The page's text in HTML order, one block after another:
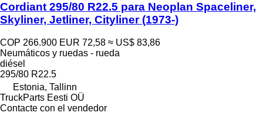
Cordiant 295/80 R22.5 para Neoplan Spaceliner,
Skyliner, Jetliner, Cityliner (1973-)
COP 266.900 EUR 72,58 ≈ US$ 83,86
Neumáticos y ruedas - rueda
diésel
295/80 R22.5
Estonia, Tallinn
TruckParts Eesti OÜ
Contacte con el vendedor